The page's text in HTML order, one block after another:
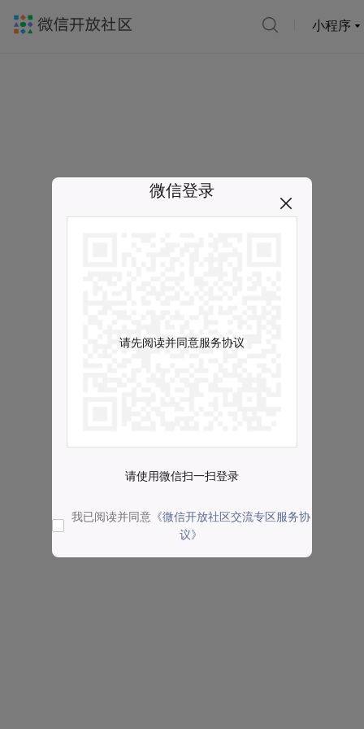
小程序
微信登录
请先阅读并同意服务协议
请使用微信扫一扫登录
我已阅读并同意 《微信开放社区交流专区服务协
议》